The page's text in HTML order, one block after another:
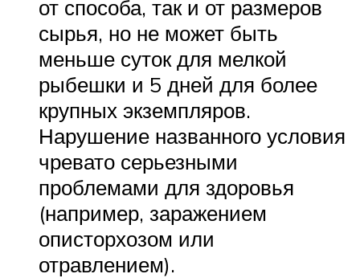
от способа, так и от размеров
сырья, но не может быть
меньше суток для мелкой
рыбешки и 5 дней для более
крупных экземпляров.
Нарушение названного условия
чревато серьезными
проблемами для здоровья
(например, заражением
описторхозом или
отравлением).